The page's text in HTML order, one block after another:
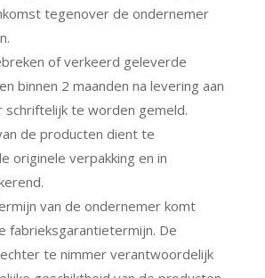
tegenover de ondernemer
of verkeerd geleverde
binnen 2 maanden na levering aan
schriftelijk te worden gemeld.
de producten dient te
originele verpakking en in
van de ondernemer komt
fabrieksgarantietermijn. De
te nimmer verantwoordelijk